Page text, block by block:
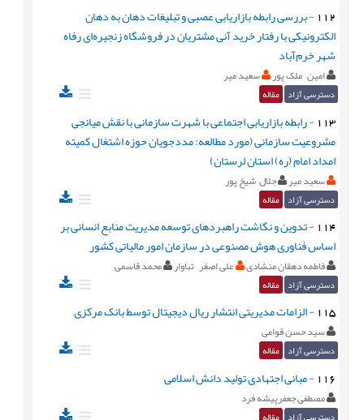
112
-بررسی رابطه بازاریابی عصبی و تبلیغات دهان به دهان
الکترونیکی با رفتار خرید آنی مشتریان در فروشگاه زنجیره‌‌ای رفاه
شهر خرم‌‌‌‌آباد
امین ملک پور سعید میر
دسترسی آزاد مقاله
113
-رابطه بازاریابی اجتماعی با شهرت سازمانی با نقش میانجی
مشروعیت سازمانی (مورد مطالعه: مددجویان حوزه اشتغال کمیته
امداد امام (ره) استان لرستان)
سعید میر جلال شیخ پور
دسترسی آزاد مقاله
114
-تدوین و نگاشت راهبردهای توسعه مدیریت منابع انسانی بر
اساس فناوری هوش مصنوعی در سازمان امور مالیاتی کشور
فاطمه دهقان منشادی علی اصغر تباوار محمد قاسمی
دسترسی آزاد مقاله
115
-الزامات مدیریتی انتشار ریال دیجیتال توسط بانک مرکزی
سید حسن قوامی
دسترسی آزاد مقاله
116
-مبانی اجتهادی تولید دانش اسلامی
مصطفی جعفرپیشه فرد